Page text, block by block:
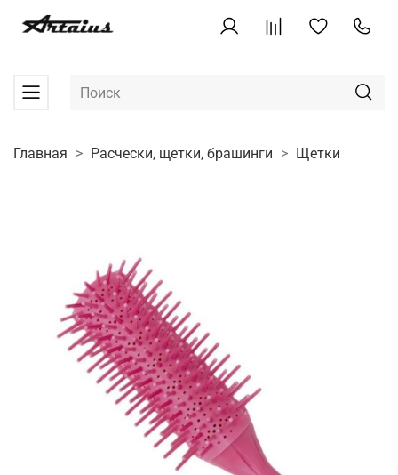
Главная Расчески, щетки, брашинги Щетки